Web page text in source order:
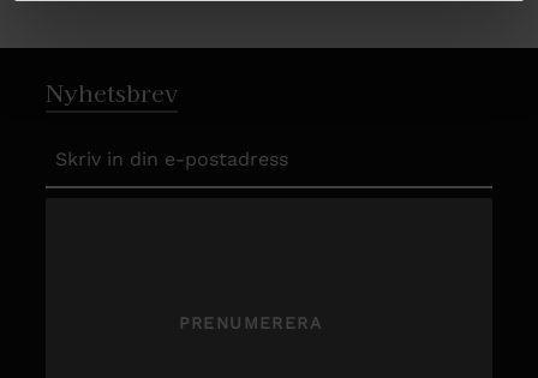
Nyhetsbrev
PRENUMERERA